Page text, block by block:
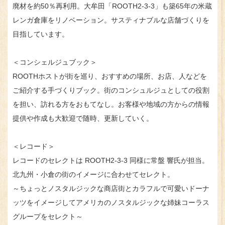
廃材を約50％再利用。大牟田「ROOTH2-3-3」も築65年の米蔵
レンガ倉庫をリノベーション。サスティナブルな店舗づくりを
目指しています。
＜コンシェルジュブック＞
ROOTHホストが街を巡り、おすすめの場所、お店、人などを
ご紹介する手づくりブック。街のコンシュルジュとしての役割
を担い、訪れる方をおもてなし。お客様や地域の方からの情報
提供や作成も大歓迎で随時、更新していく。
＜レコード＞
レコードのセレクトは ROOTH2-3-3 同様に常盤 響氏が担当。
北九州・小倉の街のイメージに合わせてセレクト。
～ちょっとノスタルジックな商店街とカラフルで可愛いドーナ
ッツをイメージしてアメリカのノスタルジックな姉妹コーラス
グループをセレクト～